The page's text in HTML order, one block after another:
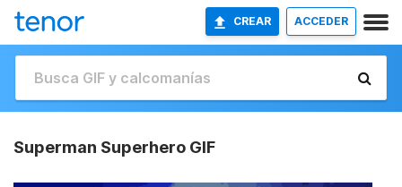
CREAR ACCEDER
Superman Superhero GIF